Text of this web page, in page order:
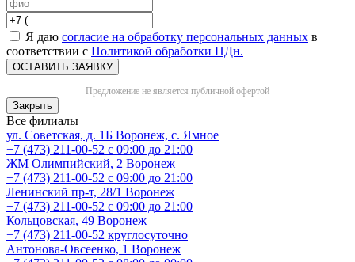
Я даю согласие на обработку персональных данных в
соответствии с Политикой обработки ПДн.
ОСТАВИТЬ ЗАЯВКУ
Предложение не является публичной офертой
Закрыть
Все филиалы
ул. Советская, д. 1Б Воронеж, с. Ямное
+7 (473) 211-00-52 с 09:00 до 21:00
ЖМ Олимпийский, 2 Воронеж
+7 (473) 211-00-52 с 09:00 до 21:00
Ленинский пр-т, 28/1 Воронеж
+7 (473) 211-00-52 с 09:00 до 21:00
Кольцовская, 49 Воронеж
+7 (473) 211-00-52 круглосуточно
Антонова-Овсеенко, 1 Воронеж